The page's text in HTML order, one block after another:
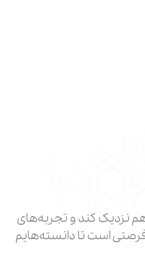
نزدیک کند و تجربه‌های
است تا دانسته‌هایم